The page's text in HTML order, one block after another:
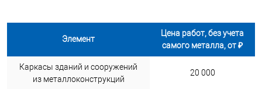
Элемент
Цена работ, без учета
самого металла, от ₽
Каркасы зданий и сооружений
из металлоконструкций
20 000